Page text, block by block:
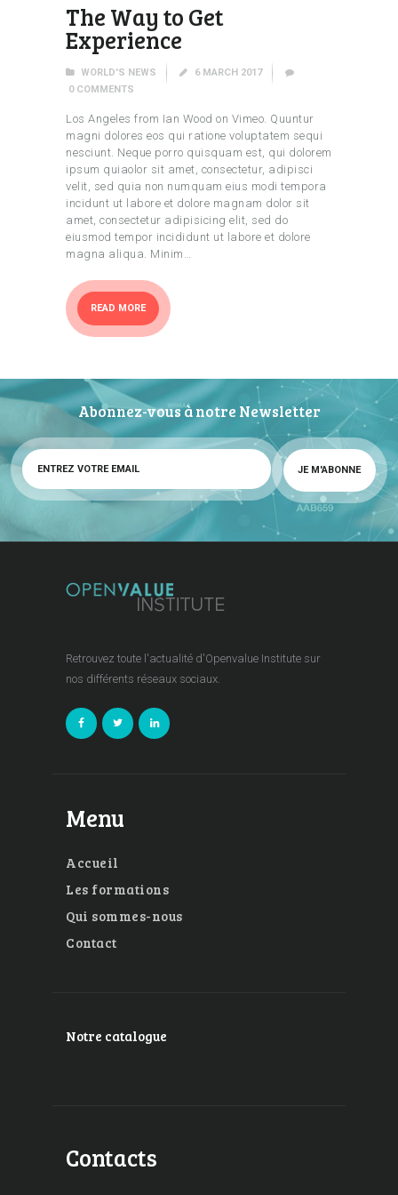
The Way to Get
Experience
WORLD'S NEWS
6 MARCH 2017
0 COMMENTS
Los Angeles from Ian Wood on Vimeo. Quuntur
magni dolores eos qui ratione voluptatem sequi
nesciunt. Neque porro quisquam est, qui dolorem
ipsum quiaolor sit amet, consectetur, adipisci
velit, sed quia non numquam eius modi tempora
incidunt ut labore et dolore magnam dolor sit
amet, consectetur adipisicing elit, sed do
eiusmod tempor incididunt ut labore et dolore
magna aliqua. Minim…
READ MORE
Abonnez-vous à notre Newsletter
Retrouvez toute l'actualité d'Openvalue Institute sur
nos différents réseaux sociaux.
Menu
Accueil
Les formations
Qui sommes-nous
Contact
Notre catalogue
Contacts